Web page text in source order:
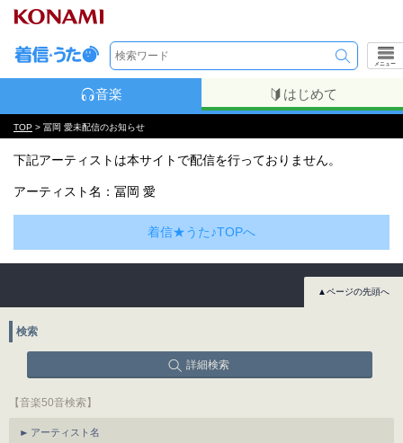
メニュー
音楽 はじめて
TOP > 冨岡 愛未配信のお知らせ
下記アーティストは本サイトで配信を行っておりません。
アーティスト名：冨岡 愛
着信★うた♪TOPへ
▲ページの先頭へ
検索
詳細検索
【音楽50音検索】
アーティスト名